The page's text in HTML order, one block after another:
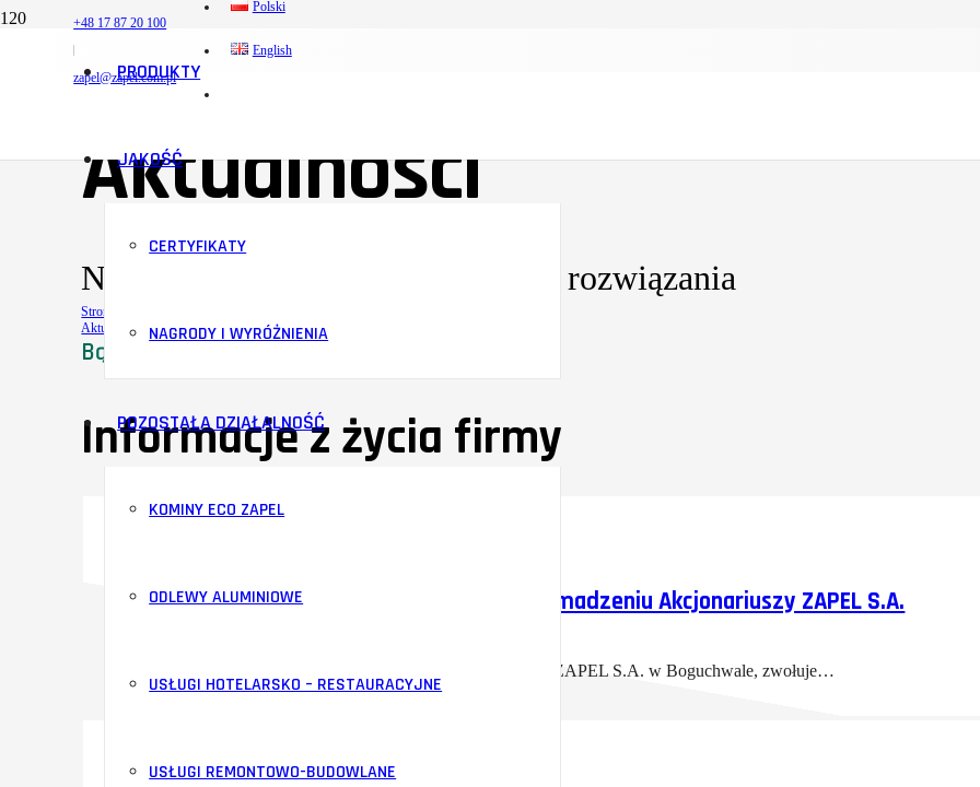
+48 17 87 20 100
zapel@zapel.com.pl
Polski
English
PRODUKTY
JAKOŚĆ
CERTYFIKATY
NAGRODY I WYRÓŻNIENIA
POZOSTAŁA DZIAŁALNOŚĆ
KOMINY ECO ZAPEL
ODLEWY ALUMINIOWE
USŁUGI HOTELARSKO – RESTAURACYJNE
USŁUGI REMONTOWO-BUDOWLANE
Aktualności
Nowoczesna firma – Innowacyjne rozwiązania
Strona główna
Aktualności
Bądź na bieżąco
Informacje z życia firmy
Zawiadomienie o Zwyczajnym Walnym Zgromadzeniu Akcjonariuszy ZAPEL S.A.
Zarząd Spółki Akcyjnej Zakłady Porcelany Elektrotechnicznej ZAPEL S.A. w Boguchwale, zwołuje…